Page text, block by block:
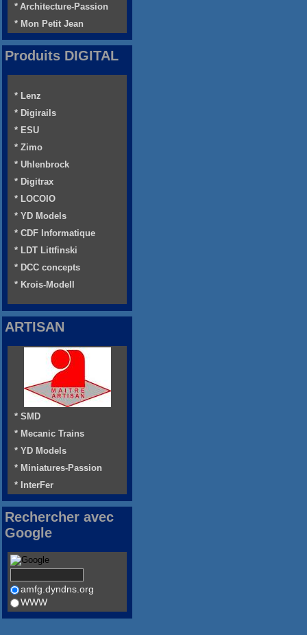
* Architecture-Passion
* Mon Petit Jean
Produits DIGITAL
* Lenz
* Digirails
* ESU
* Zimo
* Uhlenbrock
* Digitrax
* LOCOIO
* YD Models
* CDF Informatique
* LDT Littfinski
* DCC concepts
* Krois-Modell
ARTISAN
* SMD
* Mecanic Trains
* YD Models
* Miniatures-Passion
* InterFer
Rechercher avec
Google
amfg.dyndns.org
WWW